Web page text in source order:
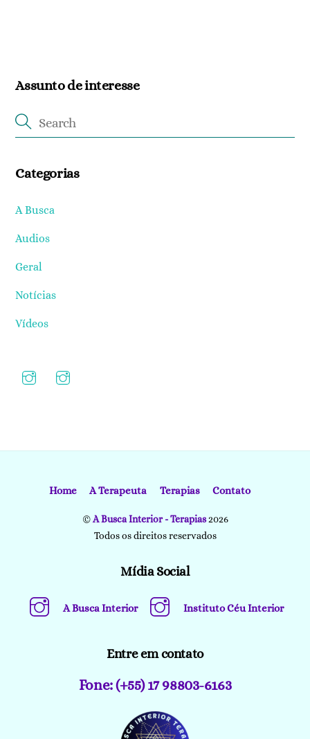
Assunto de interesse
Categorias
A Busca
Audios
Geral
Notícias
Vídeos
Home A Terapeuta Terapias Contato
©A Busca Interior - Terapias2026
Todos os direitos reservados
Mídia Social
A Busca Interior Instituto Céu Interior
Entre em contato
Fone: (+55) 17 98803-6163